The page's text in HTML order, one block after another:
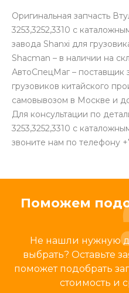
Оригинальная запчасть
3253,3252,3310 с
завода Shanxi для
Shacman – в наличии на
АвтоСпецМаг – поставщик
грузовиков китайского
самовывозом в Москве и
Для консультации по
3253,3252,3310 с
звоните нам по телефону
Поможем
Не нашли нужную
выбрать? Оставьте
поможет подобрать
стоимость и